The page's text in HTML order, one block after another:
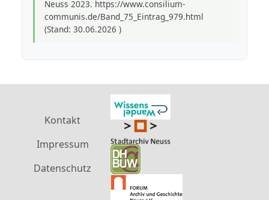
Neuss 2023. https://www.consilium-
communis.de/Band_75_Eintrag_979.html
(Stand: 30.06.2026 )
Kontakt
Impressum
Datenschutz